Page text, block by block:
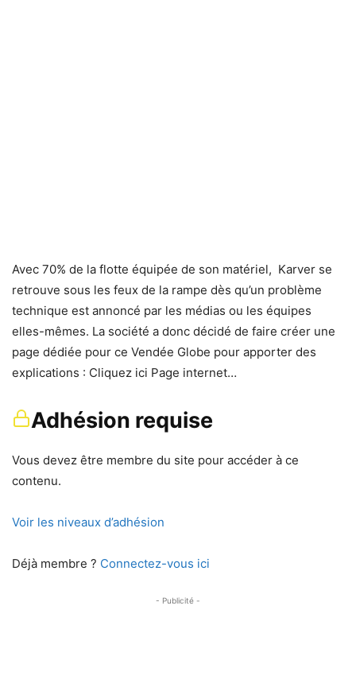
Avec 70% de la flotte équipée de son matériel, Karver se
retrouve sous les feux de la rampe dès qu’un problème
technique est annoncé par les médias ou les équipes
elles-mêmes. La société a donc décidé de faire créer une
page dédiée pour ce Vendée Globe pour apporter des
explications : Cliquez ici Page internet…
Adhésion requise
Vous devez être membre du site pour accéder à ce
contenu.
Voir les niveaux d’adhésion
Déjà membre ? Connectez-vous ici
- Publicité -